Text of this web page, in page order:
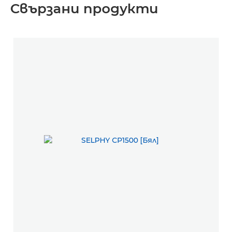
Свързани продукти